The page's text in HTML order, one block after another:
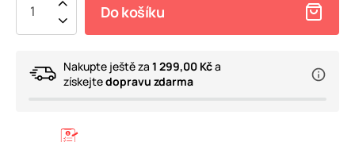
Do košíku
Nakupte ještě za 1 299,00 Kča
získejtedopravu zdarma